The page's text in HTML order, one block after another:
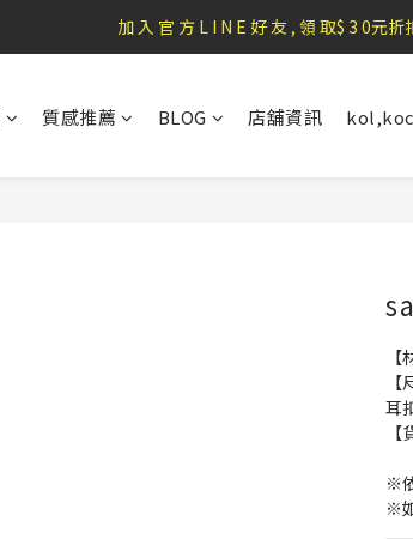
盛夏祭典：全館滿1000折100，滿2000贈『自粘
加 入 官 方 L I N E 好 友 , 領 取$ 3 0元折
質感推薦 BLOG 店舖資訊 kol,koc
耳
※
※